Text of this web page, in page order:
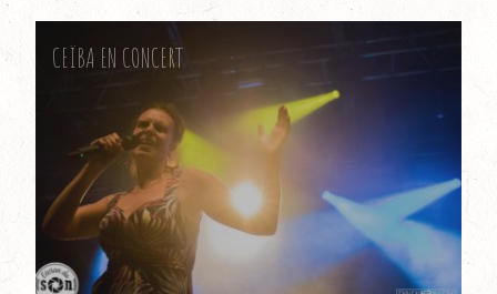
CEÏBA EN CONCERT